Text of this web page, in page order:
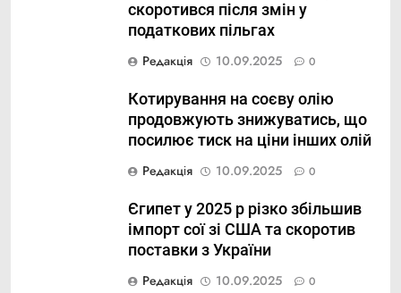
скоротився після змін у
податкових пільгах
Редакція
10.09.2025 0
Котирування на соєву олію
продовжують знижуватись, що
посилює тиск на ціни інших олій
Редакція
10.09.2025 0
Єгипет у 2025 р різко збільшив
імпорт сої зі США та скоротив
поставки з України
Редакція
10.09.2025 0